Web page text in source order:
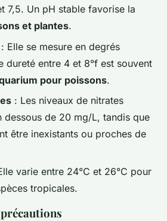
7,5. Un pH stable favorise la
et plantes.
: Elle se mesure en degrés
dureté entre 4 et 8°f est souvent
pour poissons.
: Les niveaux de nitrates
dessous de 20 mg/L, tandis que
être inexistants ou proches de
varie entre 24°C et 26°C pour
tropicales.